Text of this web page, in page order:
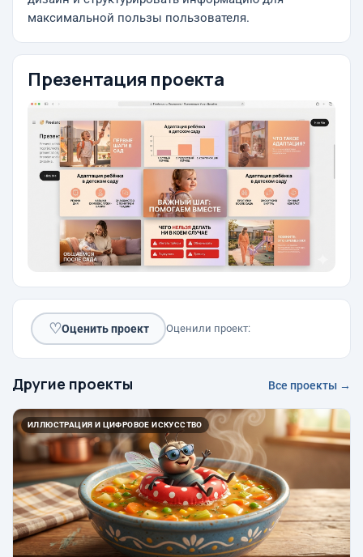
максимальной пользы пользователя.
Презентация проекта
♡Оценить проект Оценили проект:
Другие проекты Все проекты →
ИЛЛЮСТРАЦИЯ И ЦИФРОВОЕ ИСКУССТВО